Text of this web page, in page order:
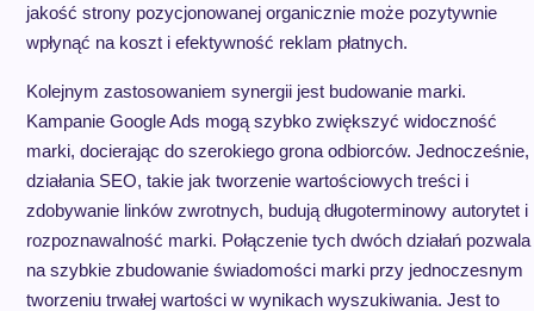
jakość strony pozycjonowanej organicznie może pozytywnie
wpłynąć na koszt i efektywność reklam płatnych.
Kolejnym zastosowaniem synergii jest budowanie marki.
Kampanie Google Ads mogą szybko zwiększyć widoczność
marki, docierając do szerokiego grona odbiorców. Jednocześnie,
działania SEO, takie jak tworzenie wartościowych treści i
zdobywanie linków zwrotnych, budują długoterminowy autorytet i
rozpoznawalność marki. Połączenie tych dwóch działań pozwala
na szybkie zbudowanie świadomości marki przy jednoczesnym
tworzeniu trwałej wartości w wynikach wyszukiwania. Jest to